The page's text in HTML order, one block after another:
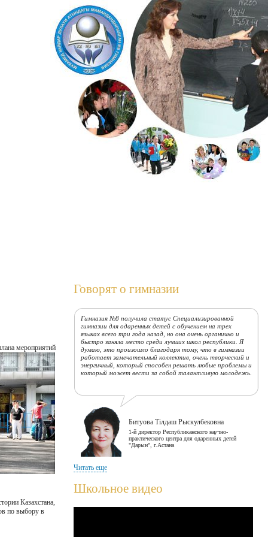
мероприятий
Казахстана,
по выбору в
Говорят о гимназии
Гимназия №8 получила статус Специализированной
гимназии для одаренных детей с обучением на трех
языках всего три года назад, но она очень органично и
быстро заняла место среди лучших школ республики. Я
думаю, это произошло благодаря тому, что в гимназии
работает замечательный коллектив, очень творческий и
энергичный, который способен решать любые проблемы и
который может вести за собой талантливую молодежь.
Битуова Тілдаш Рыскулбековна
1-й директор Республиканского научно-
практического центра для одаренных детей
"Дарын", г.Астана
Сегодняшнее время - время знаний и новых технологий,
быть конкурентоспособным. Думаю, что наша гимназия,
себя в этом плане вполне оправдала. Гимназия входит в
Читать еще
Школьное видео